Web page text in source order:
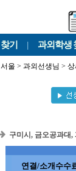
찾기 | 과외학생
서울 > 과외선생님 >
구미시, 금오공과대,
연결/소개수수